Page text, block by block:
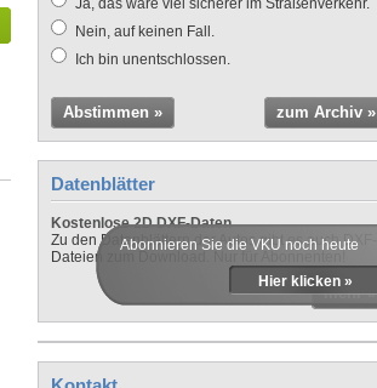
Ja, das wäre viel sicherer im Straßenverkehr.
Nein, auf keinen Fall.
Ich bin unentschlossen.
Abstimmen » zum Archiv »
Datenblätter
Kostenlose 2D DXF-Daten
Zu den Datenblättern der Autos gibt es auch DXF-
Dateien zum Download. Nur für Abonnenten!
mehr »
Abonnieren Sie die VKU noch heute
Hier klicken »